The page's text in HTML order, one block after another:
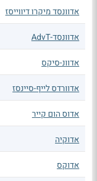
אדוונסד מיקרו דיווייסז
אדוונסד-AdvT
אדוונ-סיקס
אדוורדס לייף-סיינסז
אדוס הום קייר
אדוקיה
אדוקס